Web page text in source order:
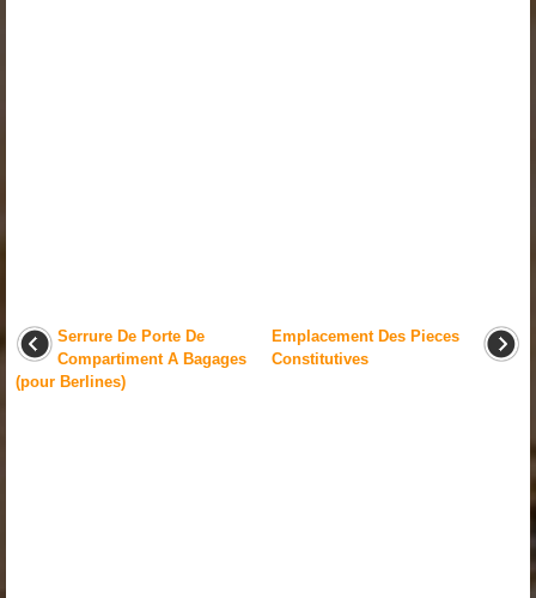
Serrure De Porte De
Compartiment A Bagages
(pour Berlines)
Emplacement Des Pieces
Constitutives